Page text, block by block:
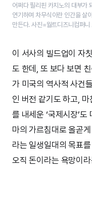
어쩌다 필리핀 카지노의 대부가
연기하며 차무식이란 인간을 살
만든다. 사진=월트디즈니컴퍼니
이 서사의 빌드업이 자
도 한데, 또 보다 보면
가 미국의 역사적 사건
인 버전 같기도 하고,
를 내세운 ‘국제시장’
마의 가르침대로 올곧
라는 일생일대의 목표
오직 돈이라는 욕망이